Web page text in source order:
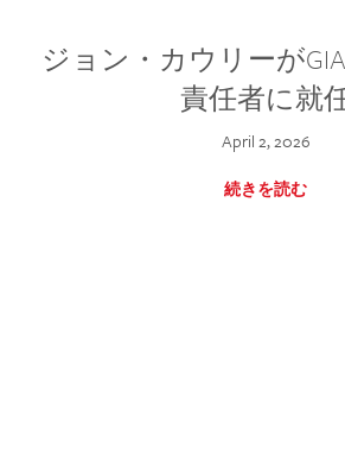
ジョン・カウリーが
責任者に就
April 2, 2026
続きを読む